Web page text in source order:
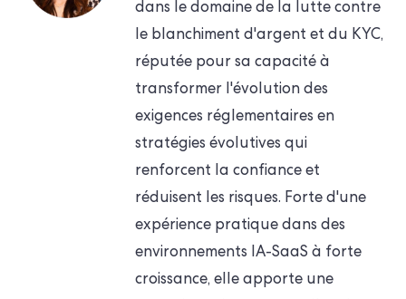
dans le domaine de la lutte contre
le blanchiment d'argent et du KYC,
réputée pour sa capacité à
transformer l'évolution des
exigences réglementaires en
stratégies évolutives qui
renforcent la confiance et
réduisent les risques. Forte d'une
expérience pratique dans des
environnements IA-SaaS à forte
croissance, elle apporte une